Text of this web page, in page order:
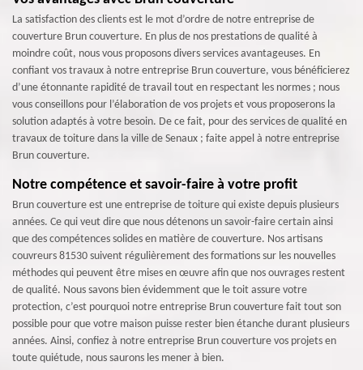
La satisfaction des clients est le mot d’ordre de notre entreprise de
couverture Brun couverture. En plus de nos prestations de qualité à
moindre coût, nous vous proposons divers services avantageuses. En
confiant vos travaux à notre entreprise Brun couverture, vous bénéficierez
d’une étonnante rapidité de travail tout en respectant les normes ; nous
vous conseillons pour l’élaboration de vos projets et vous proposerons la
solution adaptés à votre besoin. De ce fait, pour des services de qualité en
travaux de toiture dans la ville de Senaux ; faite appel à notre entreprise
Brun couverture.
Notre compétence et savoir-faire à votre profit
Brun couverture est une entreprise de toiture qui existe depuis plusieurs
années. Ce qui veut dire que nous détenons un savoir-faire certain ainsi
que des compétences solides en matière de couverture. Nos artisans
couvreurs 81530 suivent régulièrement des formations sur les nouvelles
méthodes qui peuvent être mises en œuvre afin que nos ouvrages restent
de qualité. Nous savons bien évidemment que le toit assure votre
protection, c’est pourquoi notre entreprise Brun couverture fait tout son
possible pour que votre maison puisse rester bien étanche durant plusieurs
années. Ainsi, confiez à notre entreprise Brun couverture vos projets en
toute quiétude, nous saurons les mener à bien.